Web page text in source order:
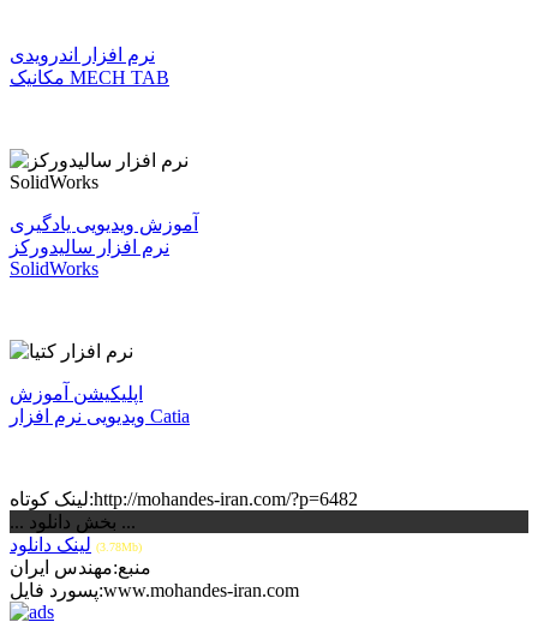
نرم افزار اندرویدی
مکانیک MECH TAB
آموزش ویدیویی یادگیری
نرم افزار سالیدورکز
SolidWorks
اپلیکیشن آموزش
ویدیویی نرم افزار Catia
لینک کوتاه:http://mohandes-iran.com/?p=6482
... بخش دانلود ...
لینک دانلود
(3.78Mb)
منبع:مهندس ایران
پسورد فایل:www.mohandes-iran.com